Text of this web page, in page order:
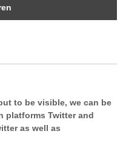
to be visible, we can be
platforms Twitter and
as well as